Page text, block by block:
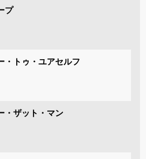
プ
・トゥ・ユアセルフ
・ザット・マン